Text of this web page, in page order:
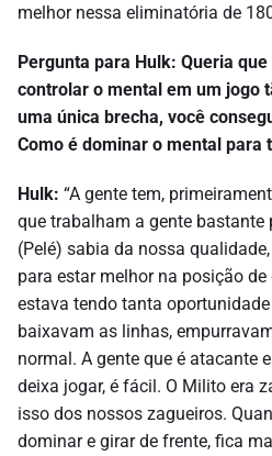
melhor nessa eliminatória de
Pergunta para Hulk: Queria
controlar o mental em um jogo
uma única brecha, você
Como é dominar o mental para
Hulk: “A gente tem,
que trabalham a gente bastante
(Pelé) sabia da nossa
para estar melhor na posição
estava tendo tanta
baixavam as linhas,
normal. A gente que é atacante
deixa jogar, é fácil. O Milito era
isso dos nossos zagueiros.
dominar e girar de frente, fica